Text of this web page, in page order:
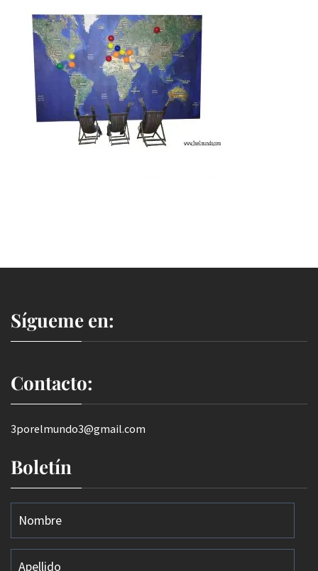
Sígueme en:
Contacto:
3porelmundo3@gmail.com
Boletín